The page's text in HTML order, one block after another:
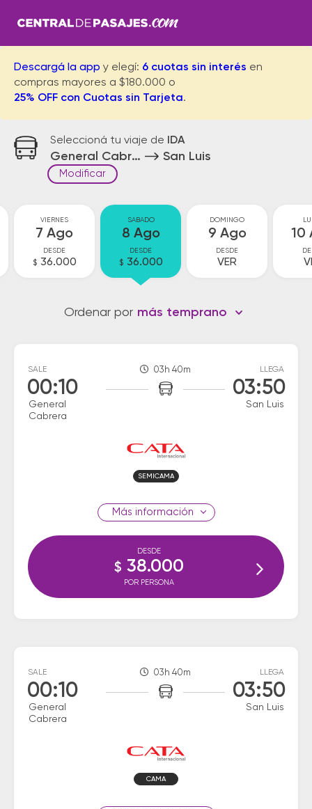
Descargá la app y elegí: 6 cuotas sin interés en
compras mayores a $180.000 o
25% OFF con Cuotas sin Tarjeta.
Seleccioná tu viaje de IDA
General Cabrera San Luis
Modificar
VIERNES
7 Ago
DESDE
$ 36.000
SABADO
8 Ago
DESDE
$ 36.000
DOMINGO
9 Ago
DESDE
VER
10
Ordenar por más temprano
SALE
00:10
General
Cabrera
03h 40m LLEGA
03:50
San Luis
SEMICAMA
información
DESDE
$ 38.000
POR PERSONA
SALE
00:10
General
Cabrera
03h 40m LLEGA
03:50
San Luis
CAMA